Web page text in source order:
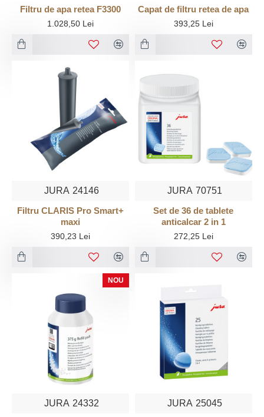
Filtru de apa retea F3300
1.028,50 Lei
Capat de filtru retea de apa
393,25 Lei
JURA 24146
Filtru CLARIS Pro Smart+
maxi
390,23 Lei
JURA 70751
Set de 36 de tablete
anticalcar 2 in 1
272,25 Lei
NOU
JURA 24332
JURA 25045